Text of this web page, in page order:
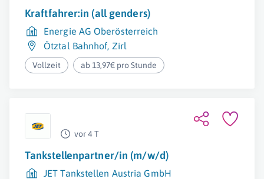
Kraftfahrer:in (all genders)
Energie AG Oberösterreich
Ötztal Bahnhof, Zirl
Vollzeit ab 13,97€ pro Stunde
vor 4 T
Tankstellenpartner/in (m/w/d)
JET Tankstellen Austria GmbH